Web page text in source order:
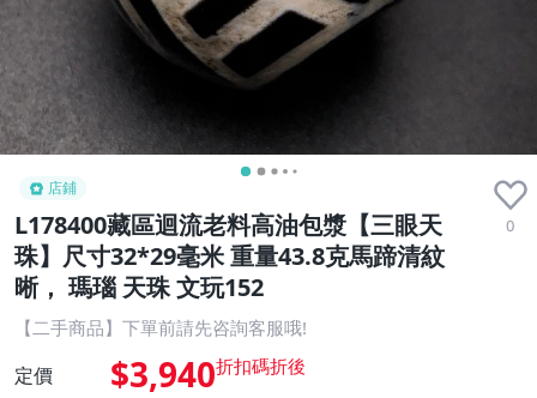
店鋪
L178400藏區迴流老料高油包漿【三眼天
珠】尺寸32*29毫米 重量43.8克馬蹄清紋
晰， 瑪瑙 天珠 文玩152
0
【二手商品】下單前請先咨詢客服哦!
定價 $3,940